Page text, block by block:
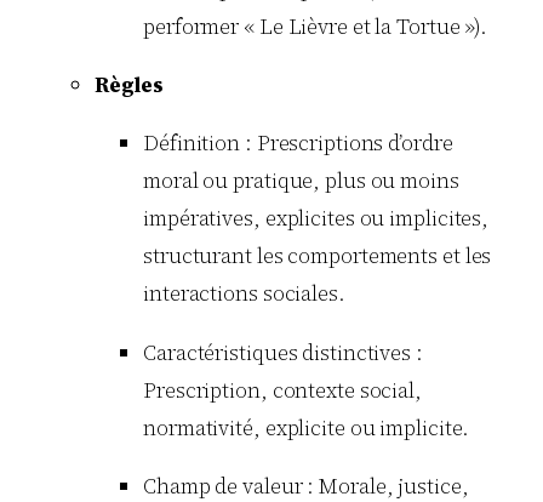
performer « Le Lièvre et la Tortue »).
Règles
Définition : Prescriptions d’ordre
moral ou pratique, plus ou moins
impératives, explicites ou implicites,
structurant les comportements et les
interactions sociales.
Caractéristiques distinctives :
Prescription, contexte social,
normativité, explicite ou implicite.
Champ de valeur : Morale, justice,